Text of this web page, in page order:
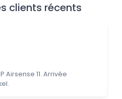
clients récents
Airsense 11. Arrivée